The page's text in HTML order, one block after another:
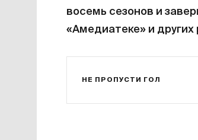
восемь сезонов и
«Амедиатеке» и других
НЕ ПРОПУСТИ ГОЛ